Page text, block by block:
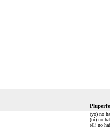
(yo) no
(tú) no
(él) no